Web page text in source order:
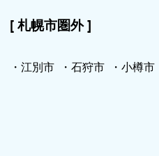
[ 札幌市圏外 ]
・江別市 ・石狩市 ・小樽市